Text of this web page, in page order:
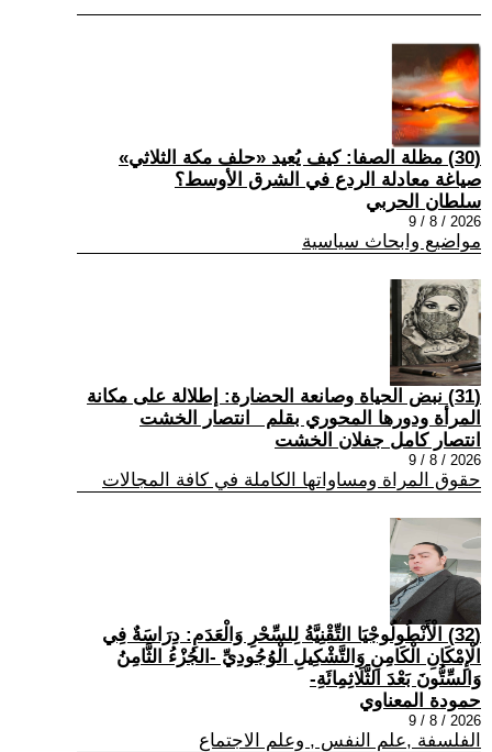
(30) مظلة الصفا: كيف يُعيد «حلف مكة الثلاثي»
صياغة معادلة الردع في الشرق الأوسط؟
سلطان الحربي
2026 / 8 / 9
مواضيع وابحاث سياسية
(31) نبض الحياة وصانعة الحضارة: إطلالة على مكانة
المرأة ودورها المحوري بقلم _انتصار الخشت
انتصار كامل جفلان الخشت
2026 / 8 / 9
حقوق المراة ومساواتها الكاملة في كافة المجالات
(32) الْأَنْطُولُوجْيَا التِّقْنِيَّةُ لِلسِّحْرِ وَالْعَدَمِ: دِرَاسَةٌ فِي
الْإِمْكَانِ الْكَامِنِ وَالتَّشْكِيلِ الْوُجُودِيِّ -الجُزْءُ الثَّامِنُ
وَالسِّتُّونَ بَعْدَ الثَّلَاثِمِائَةِ-
حمودة المعناوي
2026 / 8 / 9
الفلسفة ,علم النفس , وعلم الاجتماع